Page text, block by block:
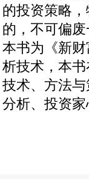
的投资策略
的，不可偏
本书为《新
析技术，本
技术、方法
分析、投资